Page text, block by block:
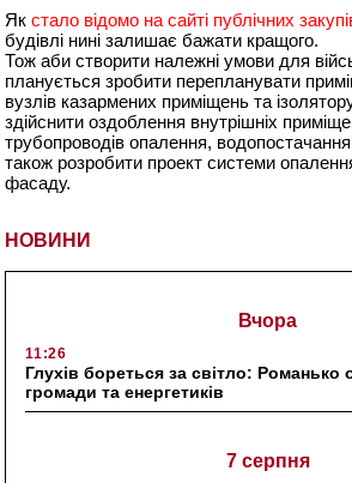
НОВИНИ
Вчора
11:26
Глухів бореться за світло: Романько
громади та енергетиків
7 серпня
Якстало відомо на сайті публічних
будівлі нині залишає бажати кращого.
Тож аби створити належні умови для
планується зробити перепланувати
вузлів казармених приміщень та
здійснити оздоблення внутрішніх
трубопроводів опалення,
також розробити проект системи
фасаду.